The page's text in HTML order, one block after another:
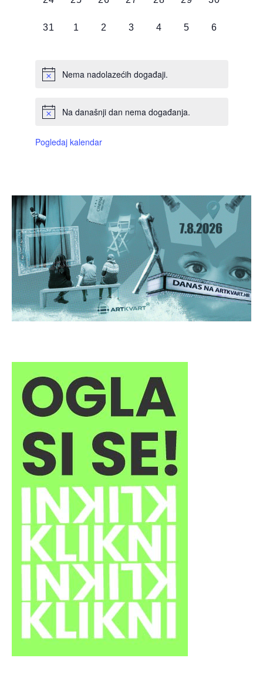
0
31
0
1
0
2
0
3
0
4
0
5
0
6
Nema nadolazećih događaji.
Na današnji dan nema događanja.
Pogledaj kalendar